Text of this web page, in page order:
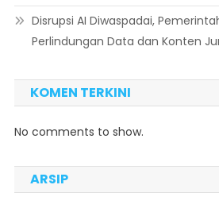
Disrupsi AI Diwaspadai,
Perlindungan Data dan Konten
KOMEN TERKINI
No comments to show.
ARSIP